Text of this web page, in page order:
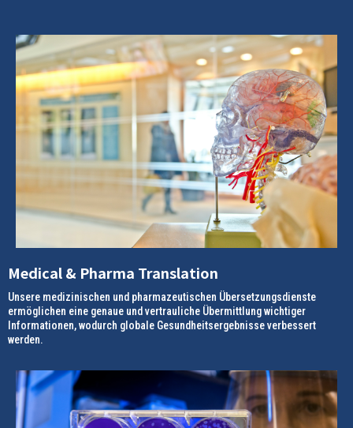
Medical & Pharma Translation
Unsere medizinischen und pharmazeutischen Übersetzungsdienste
ermöglichen eine genaue und vertrauliche Übermittlung wichtiger
Informationen, wodurch globale Gesundheitsergebnisse verbessert
werden.